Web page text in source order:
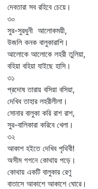
দেবতারা সব রহিবে চেয়ে।
৩০
সুর-সুরধুনী আলোকময়ী,
উজলি কনক বালুকারাশি।
আলোকে আলোকে লহরী তুলিয়া,
বহিয়া বহিয়া যাইছে হাসি।
৩১
প্রদোষ তারায় বসিয়া বসিয়া,
দেখিব তাহার লহরীলীলা।
সোনার বালুকা করি রাশ রাশ,
সুর-বালিকারা করিবে খেলা।
৩২
আকাশ হইতে দেখিব পৃথিবী!
অসীম গগনে কোথায় পড়ে।
কোথায় একটি বালুকার রেণু
বাতাসে আকাশে আকাশে ঘোরে।